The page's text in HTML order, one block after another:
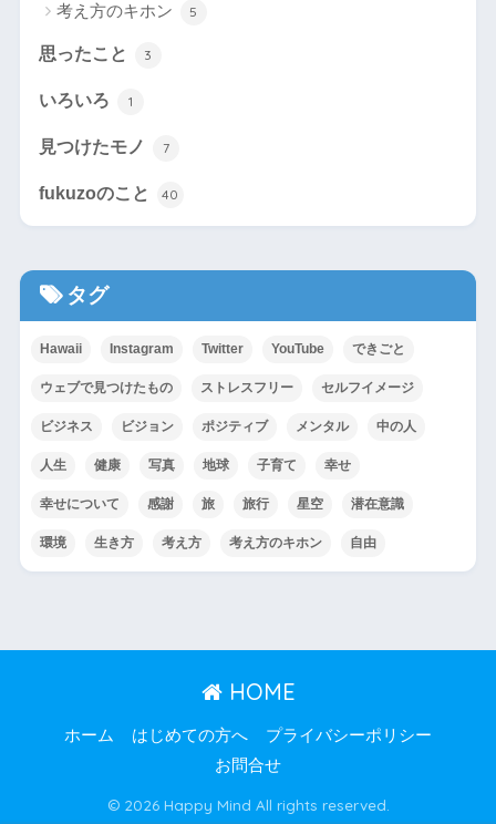
考え方のキホン 5
思ったこと 3
いろいろ 1
見つけたモノ 7
fukuzoのこと 40
タグ
Hawaii Instagram Twitter YouTube できごと
ウェブで見つけたもの ストレスフリー セルフイメージ
ビジネス ビジョン ポジティブ メンタル 中の人
人生 健康 写真 地球 子育て 幸せ
幸せについて 感謝 旅 旅行 星空 潜在意識
環境 生き方 考え方 考え方のキホン 自由
HOME
ホーム はじめての方へ
プライバシーポリシー
お問合せ
© 2026 Happy Mind All rights reserved.